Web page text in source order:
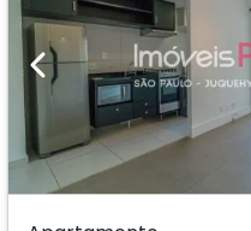
Previous